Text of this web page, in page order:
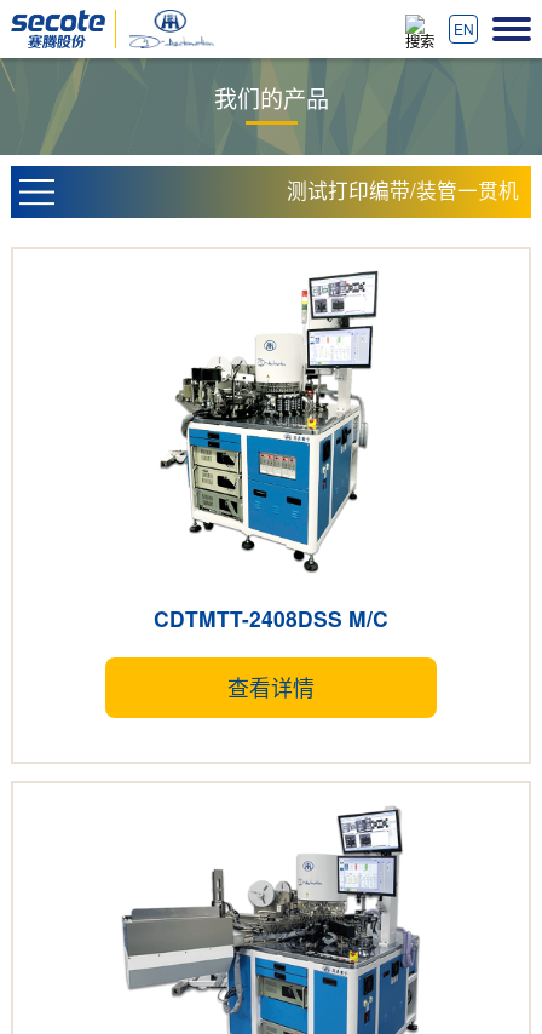
EN
我们的产品
测试打印编带/装管一贯机
CDTMTT-2408DSS M/C
查看详情